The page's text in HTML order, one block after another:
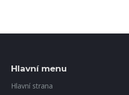
Hlavní menu
Hlavní strana